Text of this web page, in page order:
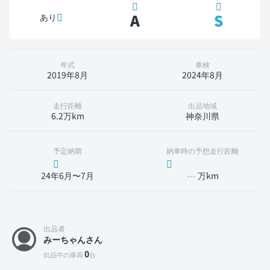
あり A S
年式
2019年8月
車検
2024年8月
走行距離
6.2万km
出品地域
神奈川県
予定納期
24年6月〜7月
納車時の予想走行距離
--- 万km
出品者
みーちゃんさん
出品中の車両0台